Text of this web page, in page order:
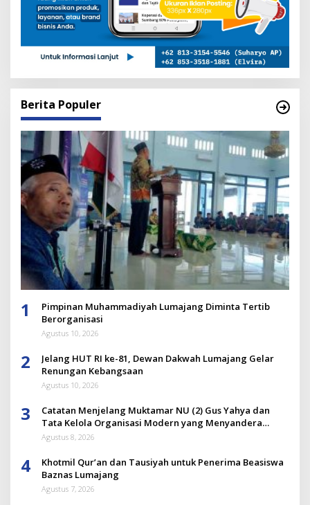
Berita Populer
1
Pimpinan Muhammadiyah Lumajang Diminta Tertib
Berorganisasi
Agustus 10, 2026
2
Jelang HUT RI ke-81, Dewan Dakwah Lumajang Gelar
Renungan Kebangsaan
Agustus 10, 2026
3
Catatan Menjelang Muktamar NU (2) Gus Yahya dan
Tata Kelola Organisasi Modern yang Menyandera
Dirinya
Agustus 8, 2026
4
Khotmil Qur’an dan Tausiyah untuk Penerima Beasiswa
Baznas Lumajang
Agustus 7, 2026